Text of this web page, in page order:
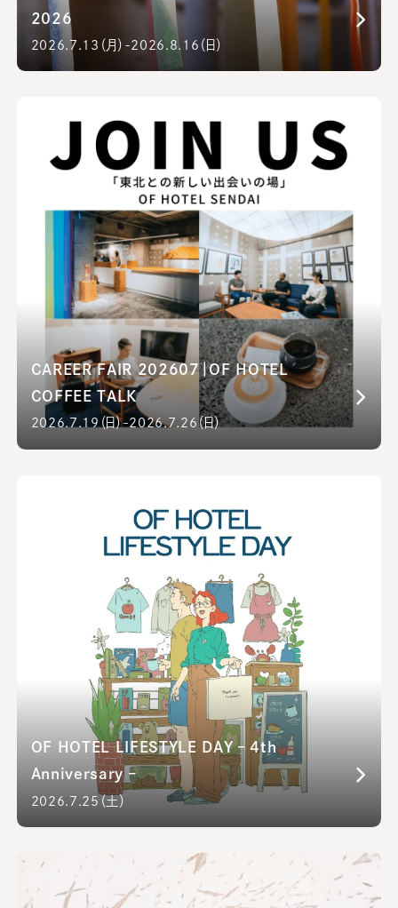
2026
2026.7.13（月）-2026.8.16（日）
CAREER FAIR 202607｜OF HOTEL
COFFEE TALK
2026.7.19（日）-2026.7.26（日）
OF HOTEL LIFESTYLE DAY – 4th
Anniversary –
2026.7.25（土）